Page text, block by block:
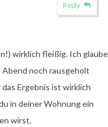
wirklich fleißig. Ich glaube
Abend noch rausgeholt
Ergebnis ist wirklich
in deiner Wohnung ein
wirst.
Reply